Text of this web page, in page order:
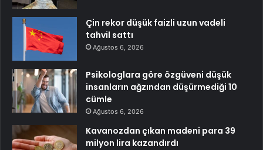
Çin rekor düşük faizli uzun vadeli
tahvil sattı
Ağustos 6, 2026
Psikologlara göre özgüveni düşük
insanların ağzından düşürmediği 10
cümle
Ağustos 6, 2026
Kavanozdan çıkan madeni para 39
milyon lira kazandırdı